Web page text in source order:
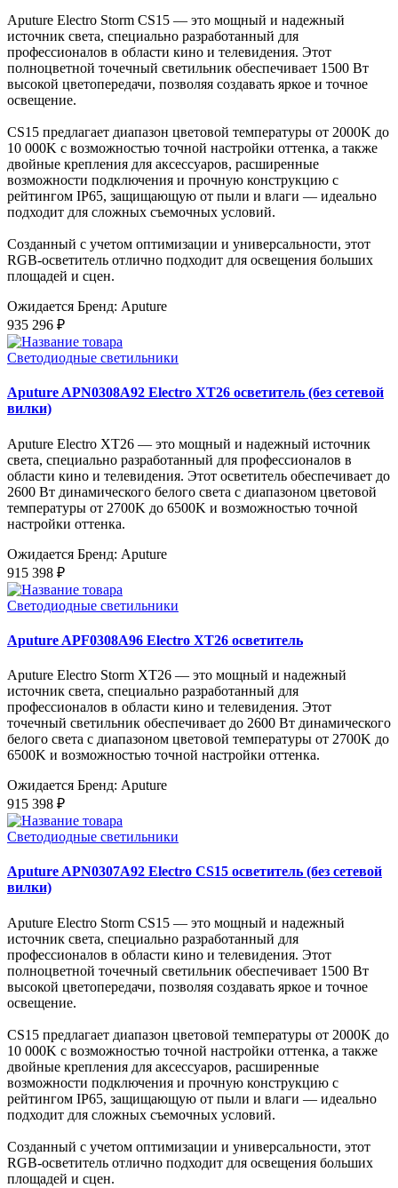
Aputure Electro Storm CS15 — это мощный и надежный
источник света, специально разработанный для
профессионалов в области кино и телевидения. Этот
полноцветной точечный светильник обеспечивает 1500 Вт
высокой цветопередачи, позволяя создавать яркое и точное
освещение.
CS15 предлагает диапазон цветовой температуры от 2000K до
10 000K с возможностью точной настройки оттенка, а также
двойные крепления для аксессуаров, расширенные
возможности подключения и прочную конструкцию с
рейтингом IP65, защищающую от пыли и влаги — идеально
подходит для сложных съемочных условий.
Созданный с учетом оптимизации и универсальности, этот
RGB-осветитель отлично подходит для освещения больших
площадей и сцен.
Ожидается Бренд: Aputure
935 296 ₽
Светодиодные светильники
Aputure APN0308A92 Electro XT26 осветитель (без сетевой
вилки)
Aputure Electro XT26 — это мощный и надежный источник
света, специально разработанный для профессионалов в
области кино и телевидения. Этот осветитель обеспечивает до
2600 Вт динамического белого света с диапазоном цветовой
температуры от 2700K до 6500K и возможностью точной
настройки оттенка.
Ожидается Бренд: Aputure
915 398 ₽
Светодиодные светильники
Aputure APF0308A96 Electro XT26 осветитель
Aputure Electro Storm XT26 — это мощный и надежный
источник света, специально разработанный для
профессионалов в области кино и телевидения. Этот
точечный светильник обеспечивает до 2600 Вт динамического
белого света с диапазоном цветовой температуры от 2700K до
6500K и возможностью точной настройки оттенка.
Ожидается Бренд: Aputure
915 398 ₽
Светодиодные светильники
Aputure APN0307A92 Electro CS15 осветитель (без сетевой
вилки)
Aputure Electro Storm CS15 — это мощный и надежный
источник света, специально разработанный для
профессионалов в области кино и телевидения. Этот
полноцветной точечный светильник обеспечивает 1500 Вт
высокой цветопередачи, позволяя создавать яркое и точное
освещение.
CS15 предлагает диапазон цветовой температуры от 2000K до
10 000K с возможностью точной настройки оттенка, а также
двойные крепления для аксессуаров, расширенные
возможности подключения и прочную конструкцию с
рейтингом IP65, защищающую от пыли и влаги — идеально
подходит для сложных съемочных условий.
Созданный с учетом оптимизации и универсальности, этот
RGB-осветитель отлично подходит для освещения больших
площадей и сцен.